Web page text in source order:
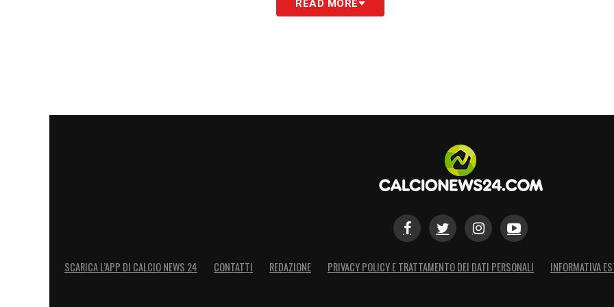
READ MORE
SCARICA L’APP DI CALCIO NEWS 24 CONTATTI REDAZIONE PRIVACY POLICY E TRATTAMENTO DEI DATI PERSONALI INFORMATIVA